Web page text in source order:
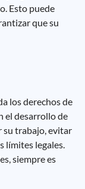
Esto puede
que su
los derechos de
el desarrollo de
su trabajo, evitar
límites legales.
siempre es